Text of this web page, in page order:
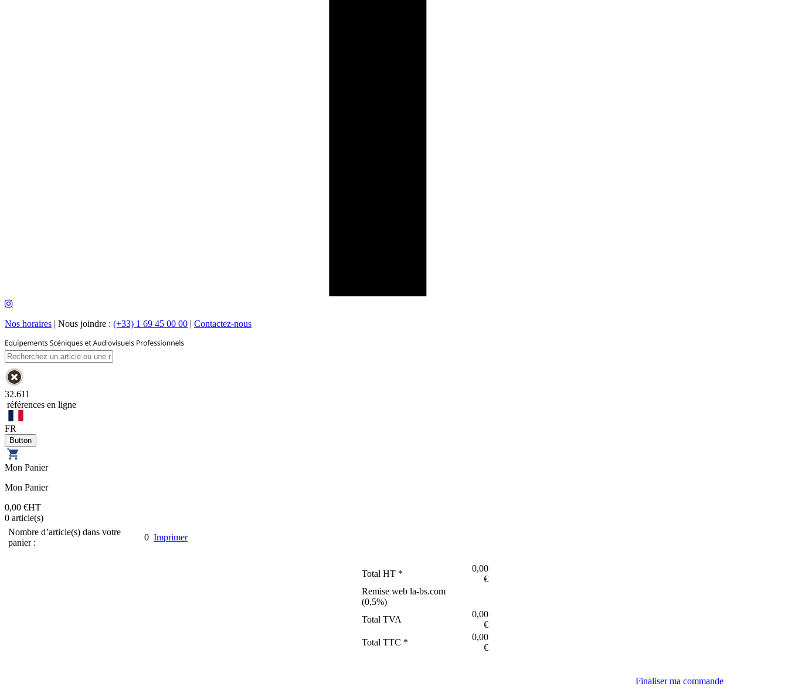
Nos horaires | Nous joindre : (+33) 1 69 45 00 00 | Contactez-nous
32.611
références en ligne
FR
Mon Panier
Mon Panier
0,00 €HT
0 article(s)
Nombre d’article(s) dans votre
panier :
0 Imprimer
Total HT *
0,00
€
Remise web la-bs.com
(0,5%)
Total TVA
0,00
€
Total TTC *
0,00
€
Finaliser ma commande